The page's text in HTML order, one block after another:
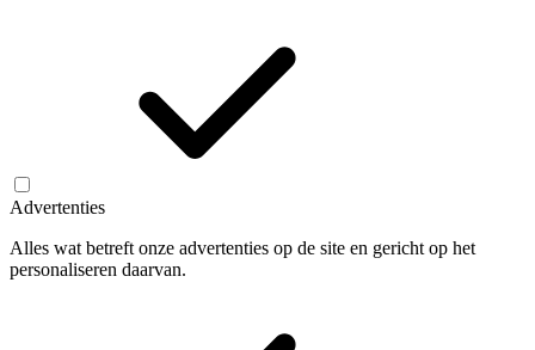
Advertenties
Alles wat betreft onze advertenties op de site en gericht op het
personaliseren daarvan.